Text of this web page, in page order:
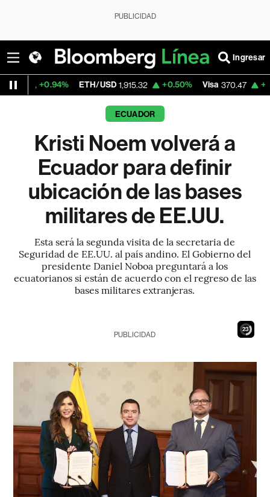
PUBLICIDAD
Ingresar
ETH/USD 1,915.32 +0.50% Visa 370.47 +0.52%
ECUADOR
Kristi Noem volverá a
Ecuador para definir
ubicación de las bases
militares de EE.UU.
Esta será la segunda visita de la secretaria de
Seguridad de EE.UU. al país andino. El Gobierno del
presidente Daniel Noboa preguntará a los
ecuatorianos si están de acuerdo con el regreso de las
bases militares extranjeras.
22
PUBLICIDAD